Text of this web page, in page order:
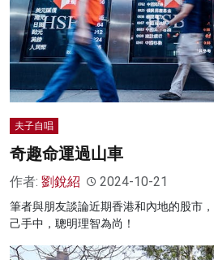
夫子自唱
奇趣命運過山車
作者: 劉銳紹 2024-10-21
筆者與朋友談論近期香港和內地的股市
己手中，聰明理智為尚！